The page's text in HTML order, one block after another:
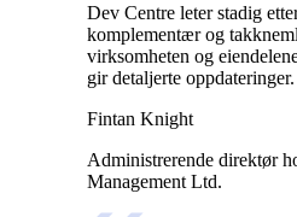
Dev Centre leter stadig
komplementær og
virksomheten og
gir detaljerte oppdateringer.
Fintan Knight
Administrerende direktør
Management Ltd.